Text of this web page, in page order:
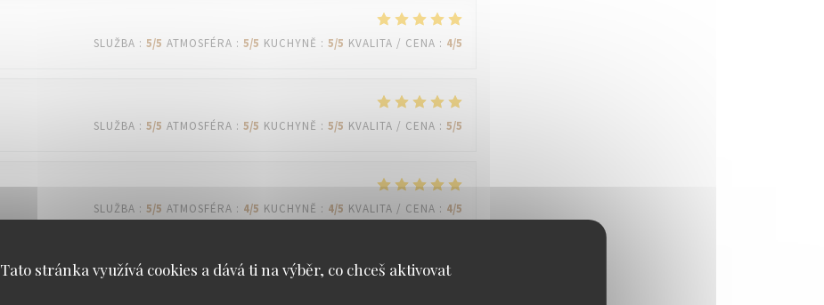
Tato stránka využívá cookies a dává ti na výběr, co chceš aktivovat
SLUŽBA : 5/5 ATMOSFÉRA : 5/5 KUCHYNĚ : 5/5 KVALITA / CENA : 4/5
SLUŽBA : 5/5 ATMOSFÉRA : 5/5 KUCHYNĚ : 5/5 KVALITA / CENA : 5/5
SLUŽBA : 5/5 ATMOSFÉRA : 4/5 KUCHYNĚ : 4/5 KVALITA / CENA : 4/5